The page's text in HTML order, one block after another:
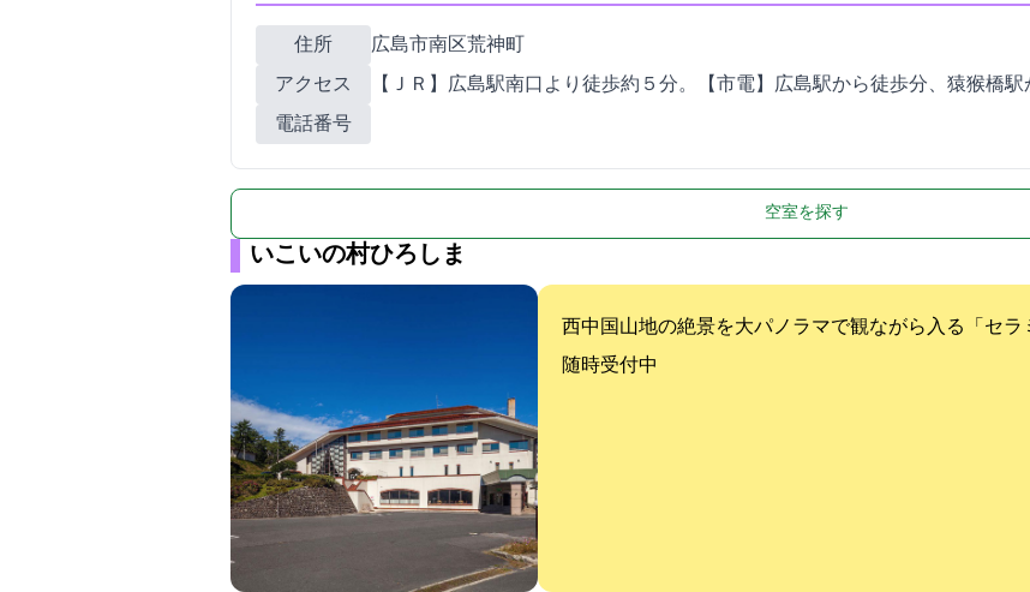
住所
広島市南区荒神町3-11
アクセス
【ＪＲ】広島駅南口より徒歩約５分。【市電】広島駅から徒歩5分、猿猴橋駅
電話番号
空室を探す
いこいの村ひろしま
西中国山地の絶景を大パノラマで観ながら入る「セ
随時受付中